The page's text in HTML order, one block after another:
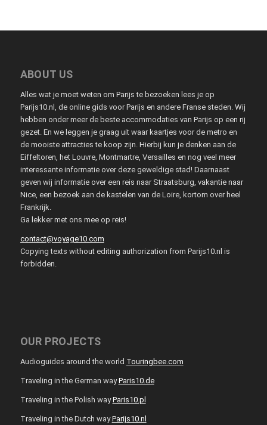
ABOUT US
Alles wat je moet weten om Parijs te bezoeken lees je op
Parijs10.nl, de online gids voor Parijs en andere Franse steden. Wij
hebben onder meer de beste accommodaties van Parijs op een rij
gezet. En we leggen je graag uit waar kaartjes voor de metro en
de mooiste attracties te koop zijn. Hierbij kun je denken aan de
Eiffeltoren, het Louvre, Montmartre, Versailles en nog veel meer
interessante informatie over deze geweldige stad! Daarnaast
geven wij informatie over een reis naar Straatsburg, vakantie naar
Nice, een bezoek aan de kastelen van de Loire, kortom over heel
Frankrijk.
Ga lekker met ons mee op reis!
contact@voyage10.com
Copying texts without editing authorization from Parijs10.nl is
forbidden.
OUR PROJECTS
Audioguides around the world Touringbee.com
Traveling in the German wayParis10.de
Traveling in the Polish wayParis10.pl
Traveling in the Dutch wayParijs10.nl